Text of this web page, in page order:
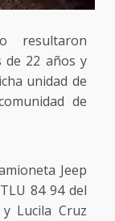
resultaron
de 22 años y
unidad de
de
Jeep
84 94 del
Lucila Cruz